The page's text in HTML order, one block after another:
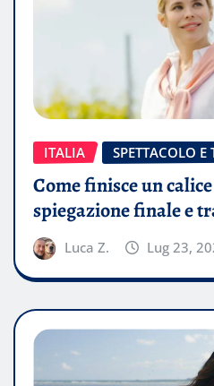
ITALIA SPETTACOLO E
Come finisce un
spiegazione finale e
Luca Z. Lug 23,